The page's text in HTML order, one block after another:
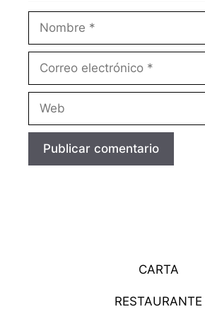
electrónico
CARTA
RESTAURANTE